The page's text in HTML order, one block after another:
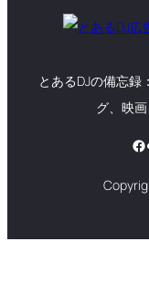
とあるDJの備忘録
グ、映